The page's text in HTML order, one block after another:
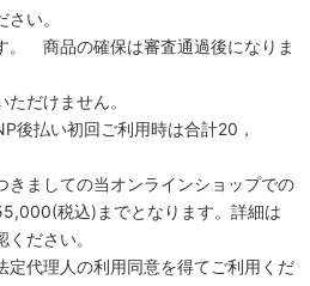
い。
。 商品の確保は審査通過後になりま
だけません。
後払い初回ご利用時は合計20，
きましての当オンラインショップでの
税込)までとなります。詳細は
ださい。
定代理人の利用同意を得てご利用くだ